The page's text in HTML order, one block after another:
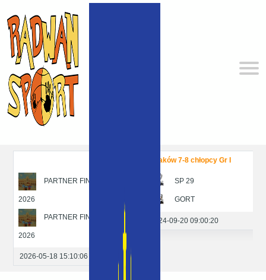
PARTNER FINAŁU KLS
2026
PARTNER FINAŁU KLS
2026
2026-05-18 15:10:06
Kraków 7-8 chłopcy Gr I
SP 29
GORT
2024-09-20 09:00:20